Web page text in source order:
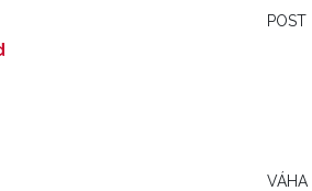
POST
VÁHA